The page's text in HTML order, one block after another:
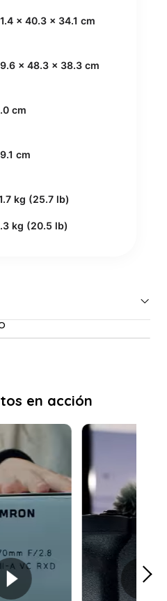
x 40.3 x 34.1 cm
x 48.3 x 38.3 cm
cm
cm
kg (25.7 lb)
kg (20.5 lb)